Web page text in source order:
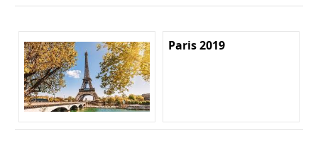
Paris 2019